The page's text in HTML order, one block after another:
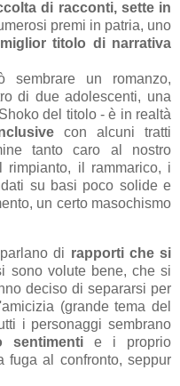
di racconti, sette in
premi in patria, uno
miglior titolo di narrativa
un romanzo,
di due adolescenti, una
del titolo - è in realtà
con alcuni tratti
tanto caro al nostro
rimpianto, il rammarico, i
su basi poco solide e
un certo masochismo
di rapporti che si
sono volute bene, che si
deciso di separarsi per
(grande tema del
i personaggi sembrano
sentimenti e i proprio
fuga al confronto, seppur